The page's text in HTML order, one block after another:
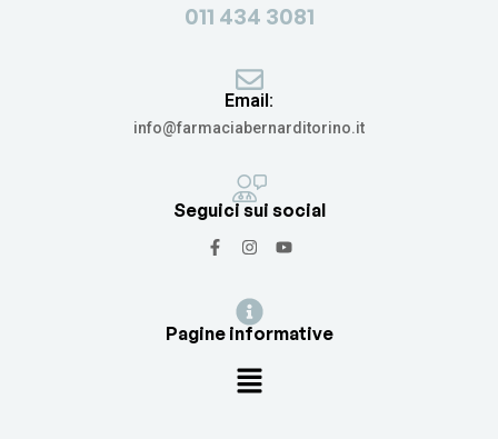
011 434 3081
Email:
info@farmaciabernarditorino.it
Seguici sui social
Pagine informative